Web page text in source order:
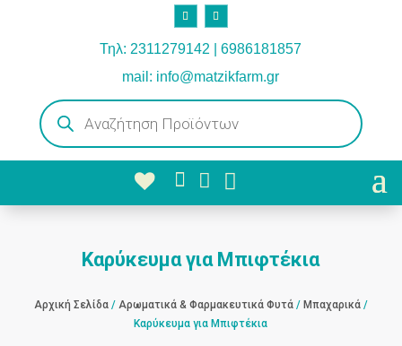
Τηλ: 2311279142 | 6986181857
mail: info@matzikfarm.gr
Products
search
  
Καρύκευμα για Μπιφτέκια
Αρχική Σελίδα/ Αρωματικά & Φαρμακευτικά Φυτά/ Μπαχαρικά/
Καρύκευμα για Μπιφτέκια